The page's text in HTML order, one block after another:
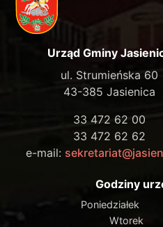
Urząd Gminy
ul. Strumieńska 60
43-385 Jasienica
33 472 62 00
33 472 62 62
e-mail:
Godziny
Poniedziałek
Wtorek